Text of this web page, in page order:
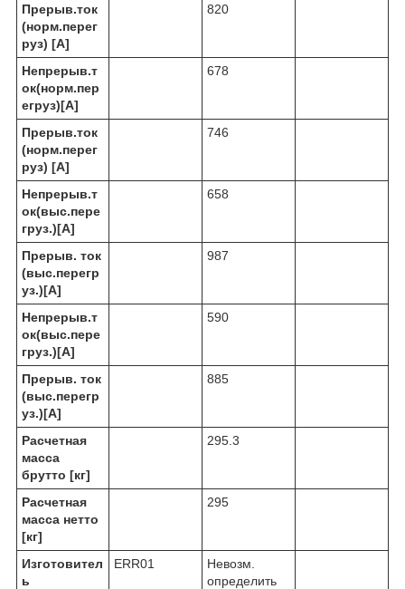
Прерыв.ток
(норм.перег
руз) [A]
820
Непрерыв.т
ок(норм.пер
егруз)[A]
678
Прерыв.ток
(норм.перег
руз) [A]
746
Непрерыв.т
ок(выс.пере
груз.)[A]
658
Прерыв. ток
(выс.перегр
уз.)[A]
987
Непрерыв.т
ок(выс.пере
груз.)[A]
590
Прерыв. ток
(выс.перегр
уз.)[A]
885
Расчетная
масса
брутто [кг]
295.3
Расчетная
масса нетто
[кг]
295
Изготовител
ь
ERR01
Невозм.
определить